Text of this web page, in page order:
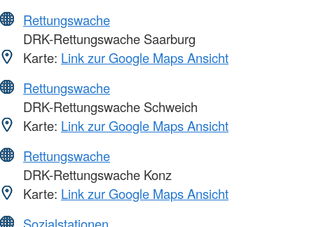
Rettungswache
DRK-Rettungswache Saarburg
Karte: Link zur Google Maps Ansicht
Rettungswache
DRK-Rettungswache Schweich
Karte: Link zur Google Maps Ansicht
Rettungswache
DRK-Rettungswache Konz
Karte: Link zur Google Maps Ansicht